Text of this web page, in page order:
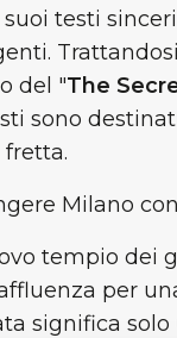
testi
del "The
sono
Milano
tempio dei
per
significa solo